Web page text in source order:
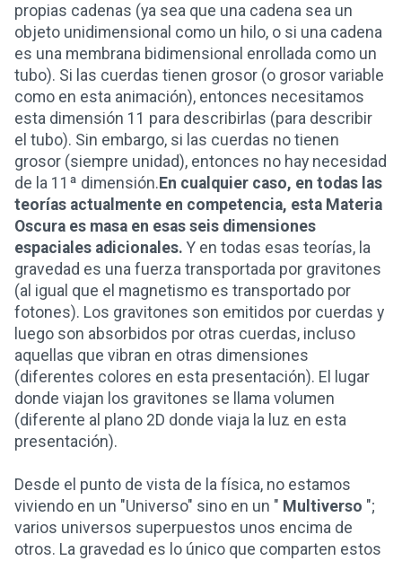
propias cadenas (ya sea que una cadena sea un
objeto unidimensional como un hilo, o si una cadena
es una membrana bidimensional enrollada como un
tubo). Si las cuerdas tienen grosor (o grosor variable
como en esta animación), entonces necesitamos
esta dimensión 11 para describirlas (para describir
el tubo). Sin embargo, si las cuerdas no tienen
grosor (siempre unidad), entonces no hay necesidad
de la 11ª dimensión. En cualquier caso, en todas las
teorías actualmente en competencia, esta Materia
Oscura es masa en esas seis dimensiones
espaciales adicionales. Y en todas esas teorías, la
gravedad es una fuerza transportada por gravitones
(al igual que el magnetismo es transportado por
fotones). Los gravitones son emitidos por cuerdas y
luego son absorbidos por otras cuerdas, incluso
aquellas que vibran en otras dimensiones
(diferentes colores en esta presentación). El lugar
donde viajan los gravitones se llama volumen
(diferente al plano 2D donde viaja la luz en esta
presentación).
Desde el punto de vista de la física, no estamos
viviendo en un "Universo" sino en un " Multiverso ";
varios universos superpuestos unos encima de
otros. La gravedad es lo único que comparten estos